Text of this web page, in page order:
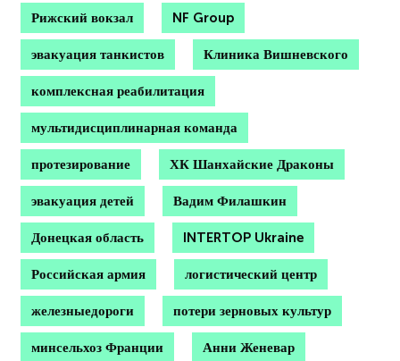
Рижский вокзал NF Group
эвакуация танкистов Клиника Вишневского
комплексная реабилитация
мультидисциплинарная команда
протезирование ХК Шанхайские Драконы
эвакуация детей Вадим Филашкин
Донецкая область INTERTOP Ukraine
Российская армия логистический центр
железныедороги потери зерновых культур
минсельхоз Франции Анни Женевар